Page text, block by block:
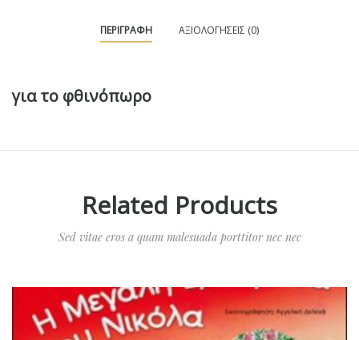
ΠΕΡΙΓΡΑΦΉ ΑΞΙΟΛΟΓΉΣΕΙΣ (0)
για το φθινόπωρο
Related Products
Sed vitae eros a quam malesuada porttitor nec nec